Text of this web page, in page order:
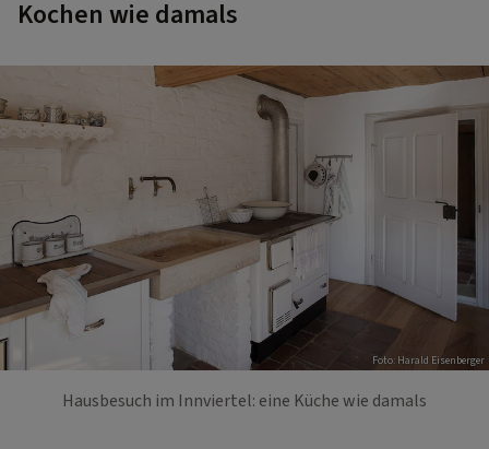
Kochen wie damals
Foto: Harald Eisenberger
Hausbesuch im Innviertel: eine Küche wie damals